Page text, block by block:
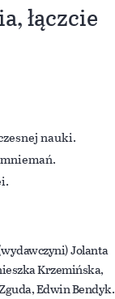
łączcie
nauki.
Jolanta
Krzemińska,
Edwin Bendyk.